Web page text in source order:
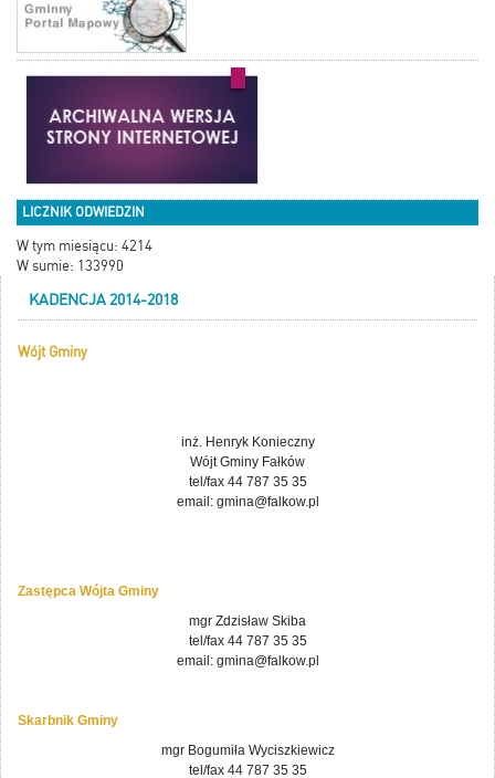
LICZNIK ODWIEDZIN
W tym miesiącu: 4214
W sumie: 133990
KADENCJA 2014-2018
Wójt Gminy
inż. Henryk Konieczny
Wójt Gminy Fałków
tel/fax 44 787 35 35
email: gmina@falkow.pl
Zastępca Wójta Gminy
mgr Zdzisław Skiba
tel/fax 44 787 35 35
email: gmina@falkow.pl
Skarbnik Gminy
mgr Bogumiła Wyciszkiewicz
tel/fax 44 787 35 35